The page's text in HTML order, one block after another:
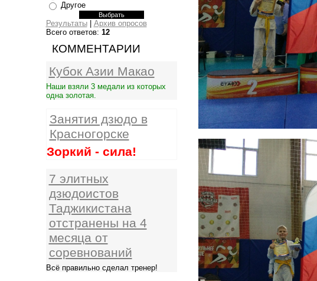
Другое
Результаты| Архив опросов
Всего ответов: 12
КОММЕНТАРИИ
Кубок Азии Макао
Наши взяли 3 медали из которых
одна золотая.
Занятия дзюдо в
Красногорске
Зоркий - сила!
7 элитных
дзюдоистов
Таджикистана
отстранены на 4
месяца от
соревнований
Всё правильно сделал тренер!